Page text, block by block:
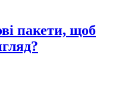
пакети, щоб